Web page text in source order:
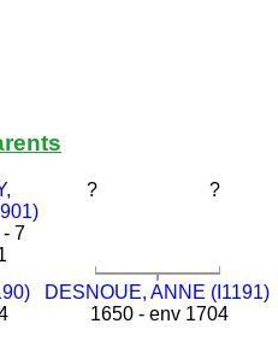
7
? ?
DESNOUE, ANNE (I1191)
1650 - env 1704